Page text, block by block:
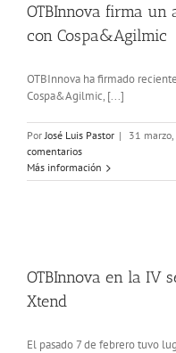
OTBInnova firma un
con Cospa&Agilmic
OTBInnova ha firmado
Cospa&Agilmic, [...]
Por José Luis Pastor | 31
comentarios
Más información
OTBInnova en la IV
Xtend
El pasado 7 de febrero tuvo